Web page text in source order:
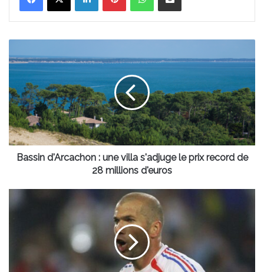
d'Arcachon
:
villa
s'adjuge
le
prix
record
Bassin d'Arcachon : une villa s'adjuge le prix record de
28 millions d'euros
ans